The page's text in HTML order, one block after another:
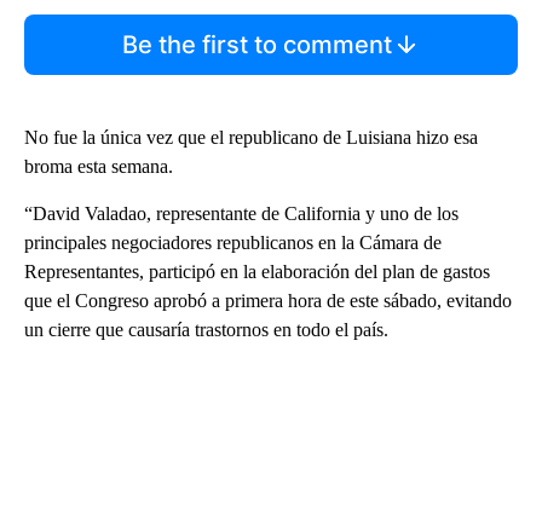
Be the first to comment
No fue la única vez que el republicano de Luisiana hizo esa
broma esta semana.
“David Valadao, representante de California y uno de los
principales negociadores republicanos en la Cámara de
Representantes, participó en la elaboración del plan de gastos
que el Congreso aprobó a primera hora de este sábado, evitando
un cierre que causaría trastornos en todo el país.